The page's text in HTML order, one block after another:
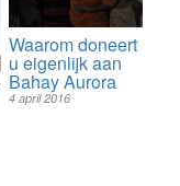
Waarom doneert
u eigenlijk aan
Bahay Aurora
4 april 2016